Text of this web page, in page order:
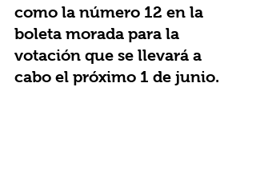
como la número 12 en la
boleta morada para la
votación que se llevará a
cabo el próximo 1 de junio.